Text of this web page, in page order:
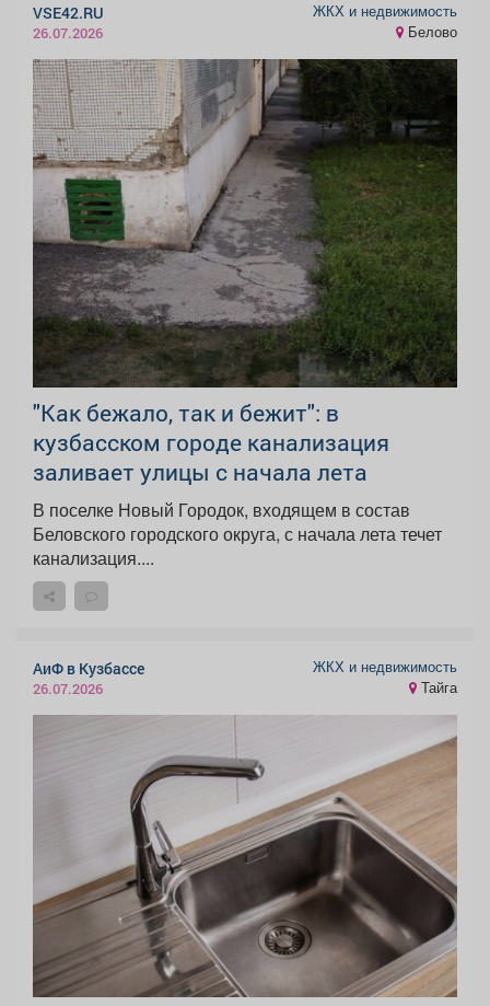
VSE42.RU
26.07.2026
ЖКХ и недвижимость
Белово
"Как бежало, так и бежит": в
кузбасском городе канализация
заливает улицы с начала лета
В поселке Новый Городок, входящем в состав
Беловского городского округа, с начала лета течет
канализация....
АиФ в Кузбассе
26.07.2026
ЖКХ и недвижимость
Тайга